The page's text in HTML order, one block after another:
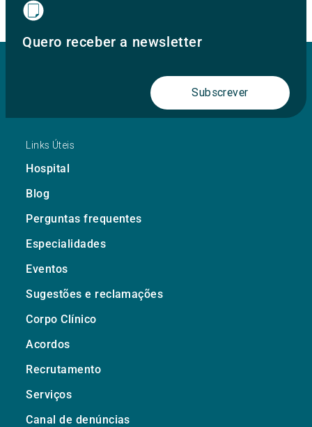
Quero receber a newsletter
Subscrever
Links Úteis
Hospital
Blog
Perguntas frequentes
Especialidades
Eventos
Sugestões e reclamações
Corpo Clínico
Acordos
Recrutamento
Serviços
Canal de denúncias